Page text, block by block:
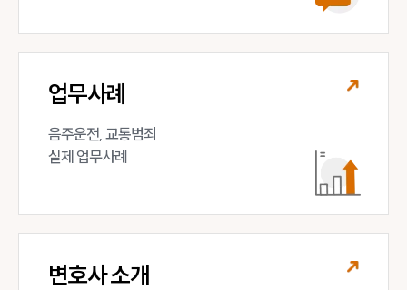
업무사례
음주운전, 교통범죄
실제 업무사례
변호사 소개